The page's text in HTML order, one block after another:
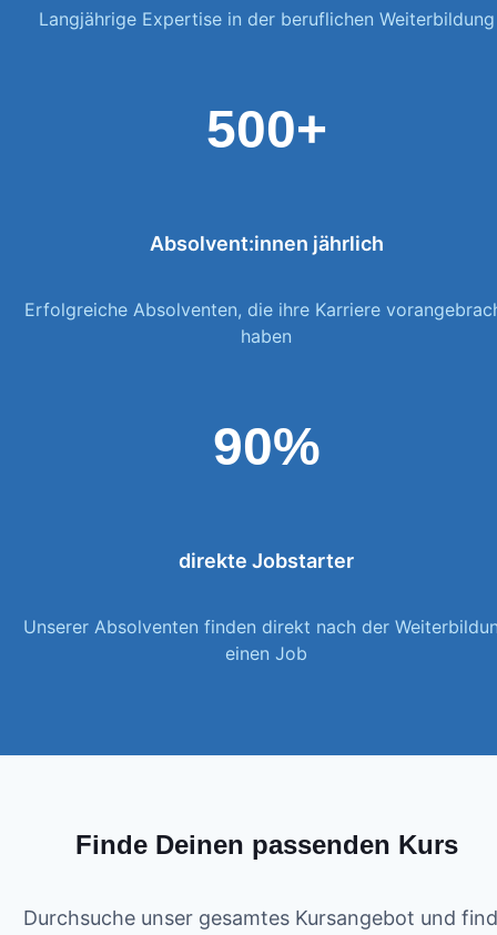
Langjährige Expertise in der beruflichen Weiterbildung
500+
Absolvent:innen jährlich
Erfolgreiche Absolventen, die ihre Karriere
haben
90%
direkte Jobstarter
Unserer Absolventen finden direkt nach der
einen Job
Finde Deinen passenden Kurs
Durchsuche unser gesamtes Kursangebot und